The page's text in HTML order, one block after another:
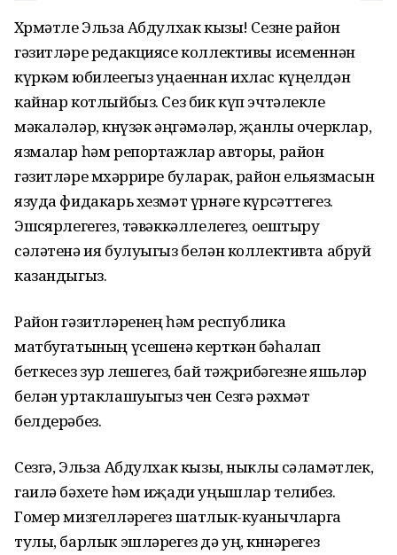
Хөрмәтле Эльза Абдулхак кызы! Сезне район
гәзитләре редакциясе коллективы исеменнән
күркәм юбилеегыз уңаеннан ихлас күңелдән
кайнар котлыйбыз. Сез бик күп эчтәлекле
мәкаләләр, көнүзәк әңгәмәләр, җанлы очерклар,
язмалар һәм репортажлар авторы, район
гәзитләре мөхәррире буларак, район ельязмасын
язуда фидакарь хезмәт үрнәге күрсәттегез.
Эшсөярлегегез, тәвәккәллелегез, оештыру
сәләтенә ия булуыгыз белән коллективта абруй
казандыгыз.
Район гәзитләренең һәм республика
матбугатының үсешенә керткән бәһалап
беткесез зур өлешегез, бай тәҗрибәгезне яшьләр
белән уртаклашуыгыз өчен Сезгә рәхмәт
белдерәбез.
Сезгә, Эльза Абдулхак кызы, ныклы сәламәтлек,
гаилә бәхете һәм иҗади уңышлар телибез.
Гомер мизгелләрегез шатлык-куанычларга
тулы, барлык эшләрегез дә уң, көннәрегез